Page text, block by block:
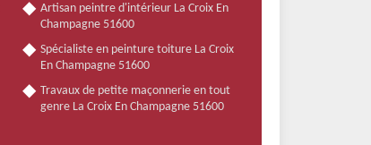
Artisan peintre d'intérieur La Croix En
Champagne 51600
Spécialiste en peinture toiture La Croix
En Champagne 51600
Travaux de petite maçonnerie en tout
genre La Croix En Champagne 51600